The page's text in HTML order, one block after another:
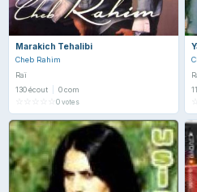
Marakich Tehalibi
Cheb Rahim
Raï
130 écout
0 com
0 votes